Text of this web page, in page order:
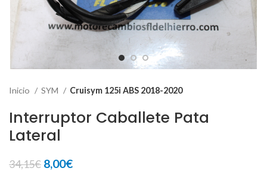
Inicio SYM Cruisym 125i ABS 2018-2020
Interruptor Caballete Pata
Lateral
34,15€ El
8,00€El